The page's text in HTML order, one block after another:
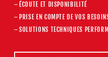
ÉCOUTE ET DISPONIBILITÉ
PRISE EN COMPTE DE VOS
SOLUTIONS TECHNIQUES